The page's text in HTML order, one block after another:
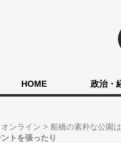
HOME 政治・
ンライン
船橋の素朴な公園
トを張ったり